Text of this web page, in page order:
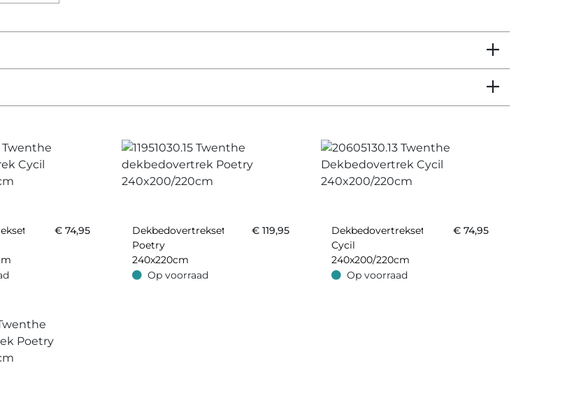
€ 74,95
Dekbedovertrekset
Poetry
240x220cm
€ 119,95
Op voorraad
Op voorraad
Dekbedovertrekset
Cycil
240x200/220cm
Grey
€ 74,95
Op voorraad
Op voorraad